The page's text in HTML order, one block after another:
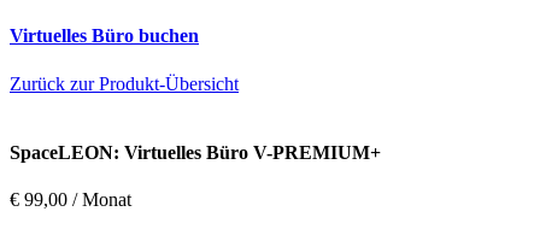
Virtuelles Büro buchen
Zurück zur Produkt-Übersicht
SpaceLEON: Virtuelles Büro V-PREMIUM+
€ 99,00 / Monat